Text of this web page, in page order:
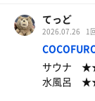
てっど
2026.07.26 1
サウナ
水風呂